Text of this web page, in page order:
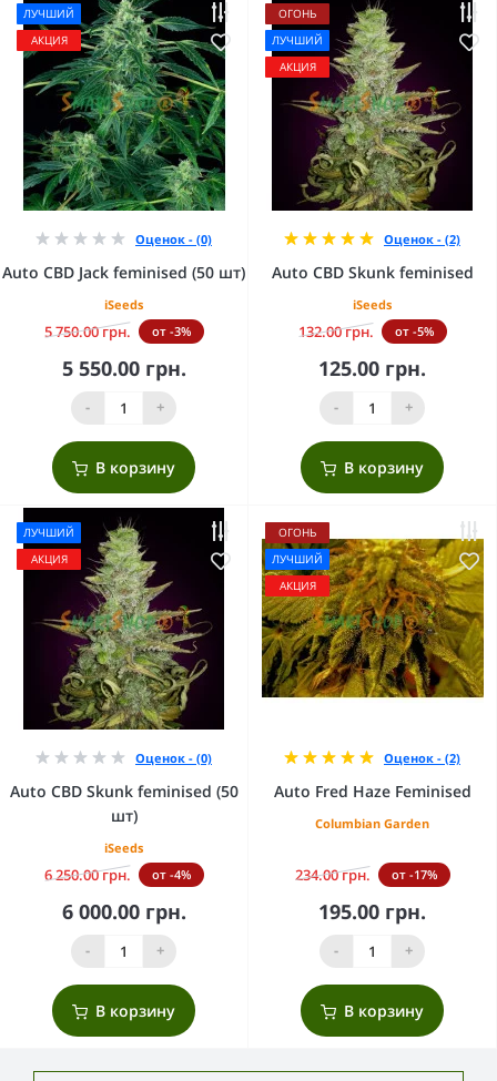
ЛУЧШИЙ
АКЦИЯ
Оценок - (0)
Auto CBD Jack feminised (50 шт)
iSeeds
5 750.00 грн. от -3%
5 550.00 грн.
- +
В корзину
ОГОНЬ
ЛУЧШИЙ
АКЦИЯ
Оценок - (2)
Auto CBD Skunk feminised
iSeeds
132.00 грн. от -5%
125.00 грн.
- +
В корзину
ЛУЧШИЙ
АКЦИЯ
Оценок - (0)
Auto CBD Skunk feminised (50
шт)
iSeeds
6 250.00 грн. от -4%
6 000.00 грн.
- +
В корзину
ОГОНЬ
ЛУЧШИЙ
АКЦИЯ
Оценок - (2)
Auto Fred Haze Feminised
Columbian Garden
234.00 грн. от -17%
195.00 грн.
- +
В корзину